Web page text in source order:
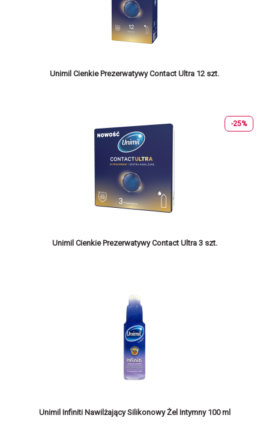
Unimil Cienkie Prezerwatywy Contact Ultra 12 szt.
Unimil Cienkie Prezerwatywy Contact Ultra 3 szt.
-25%
Unimil Infiniti Nawilżający Silikonowy Żel Intymny 100 ml